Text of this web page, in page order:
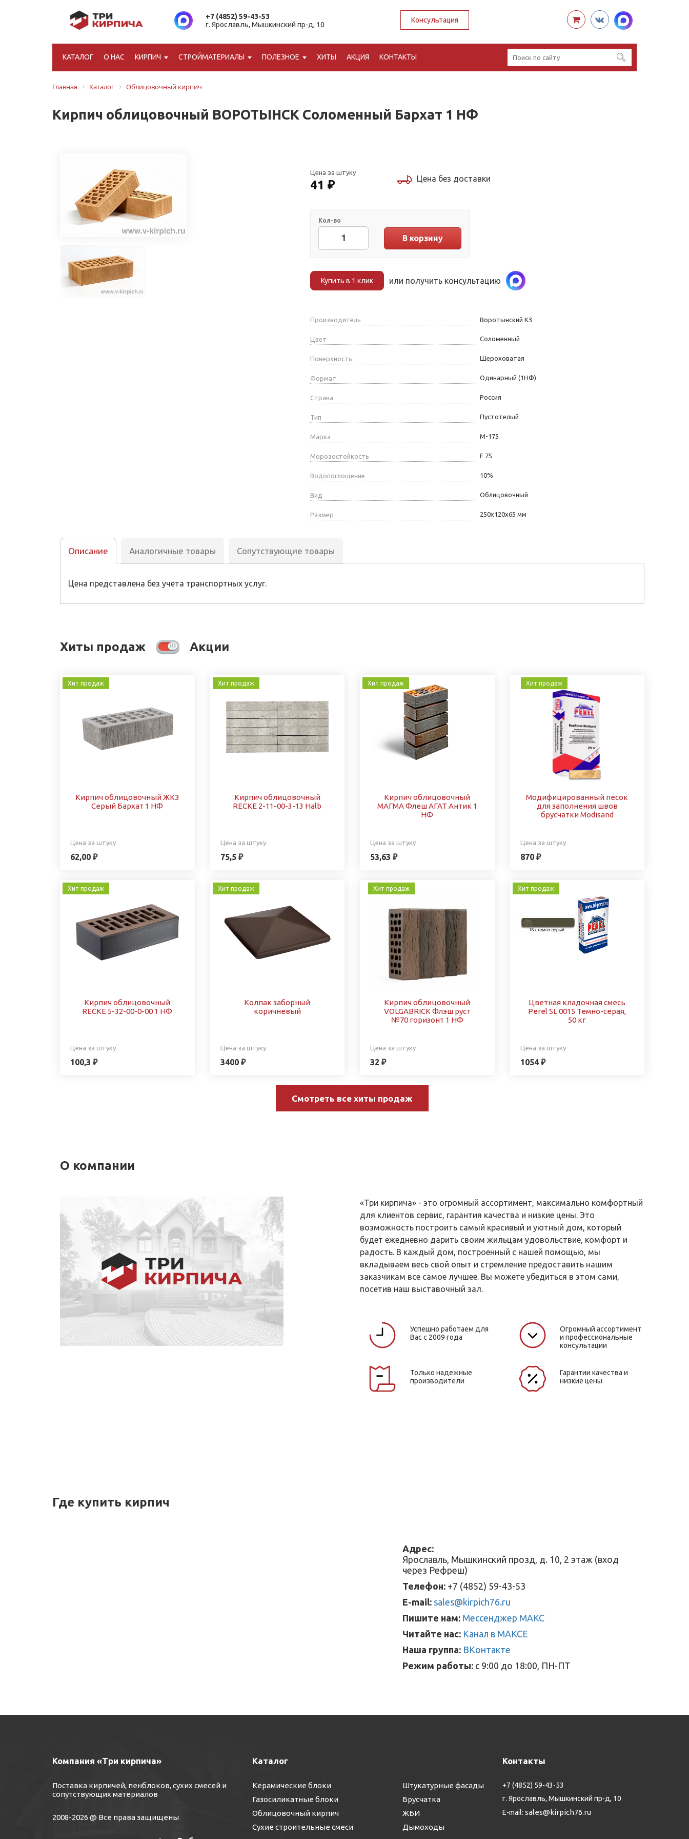
+7 (4852) 59-43-53
г. Ярославль, Мышкинский пр-д, 10
Консультация
КАТАЛОГ О НАС КИРПИЧ СТРОЙМАТЕРИАЛЫ ПОЛЕЗНОЕ ХИТЫ АКЦИЯ КОНТАКТЫ
Главная Каталог Облицовочный кирпич
Кирпич облицовочный ВОРОТЫНСК Соломенный Бархат 1 НФ
Цена за штуку
41 ₽ Цена без доставки
Кол-во
В корзину
Купить в 1 клик или получить консультацию
Производитель Воротынский КЗ
Цвет Соломенный
Поверхность Шероховатая
Формат Одинарный (1НФ)
Страна Россия
Тип Пустотелый
Марка М-175
Морозостойкость F 75
Водопоглощение 10%
Вид Облицовочный
Размер 250х120х65 мм
Описание Аналогичные товары Сопутствующие товары
Цена представлена без учета транспортных услуг.
Хиты продаж Акции
Хит продаж
Кирпич облицовочный ЖКЗ
Серый Бархат 1 НФ
Цена за штуку
62,00 ₽
Хит продаж
Кирпич облицовочный
RECKE 2-11-00-3-13 Halb
Цена за штуку
75,5 ₽
Хит продаж
Кирпич облицовочный
МАГМА Флеш АГАТ Антик 1
НФ
Цена за штуку
53,63 ₽
Хит продаж
Модифицированный песок
для заполнения швов
брусчатки Modisand
Цена за штуку
870 ₽
Хит продаж
Кирпич облицовочный
RECKE 5-32-00-0-00 1 НФ
Цена за штуку
100,3 ₽
Хит продаж
Колпак заборный
коричневый
Цена за штуку
3400 ₽
Хит продаж
Кирпич облицовочный
VOLGABRICK Флэш руст
№70 горизонт 1 НФ
Цена за штуку
32 ₽
Хит продаж
Цветная кладочная смесь
Perel SL 0015 Темно-серая,
50 кг
Цена за штуку
1054 ₽
Смотреть все хиты продаж
О компании
«Три кирпича» - это огромный ассортимент, максимально комфортный
для клиентов сервис, гарантия качества и низкие цены. Это
возможность построить самый красивый и уютный дом, который
будет ежедневно дарить своим жильцам удовольствие, комфорт и
радость. В каждый дом, построенный с нашей помощью, мы
вкладываем весь свой опыт и стремление предоставить нашим
заказчикам все самое лучшее. Вы можете убедиться в этом сами,
посетив наш выставочный зал.
Успешно работаем для
Вас с 2009 года
Огромный ассортимент
и профессиональные
консультации
Только надежные
производители
Гарантии качества и
низкие цены
Где купить кирпич
Адрес:
Ярославль, Мышкинский прозд, д. 10, 2 этаж (вход
через Рефреш)
Телефон:+7 (4852) 59-43-53
E-mail: sales@kirpich76.ru
Пишите нам: Мессенджер МАКС
Читайте нас: Канал в МАКСЕ
Наша группа: ВКонтакте
Режим работы:с 9:00 до 18:00, ПН-ПТ
Компания «Три кирпича»
Поставка кирпичей, пенблоков, сухих смесей и
сопутствующих материалов
2008-2026 @ Все права защищены
Каталог
Керамические блоки
Газосиликатные блоки
Облицовочный кирпич
Сухие строительные смеси
Штукатурные фасады
Брусчатка
ЖБИ
Дымоходы
Контакты
+7 (4852) 59-43-53
г. Ярославль, Мышкинский пр-д, 10
E-mail: sales@kirpich76.ru